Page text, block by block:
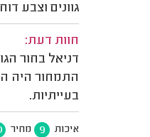
גוונים וצבע
חוות דעת:
דניאל בחור
התמחור היה
בעייתיות.
איכות 9 מחיר